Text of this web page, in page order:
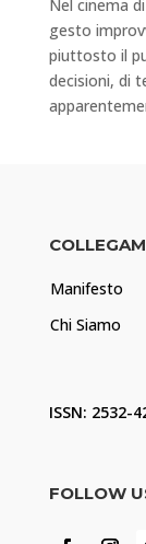
Nel cinema
gesto
piuttosto il
decisioni, di
Manifesto
Chi Siamo
ISSN: 2532-
FOLLOW